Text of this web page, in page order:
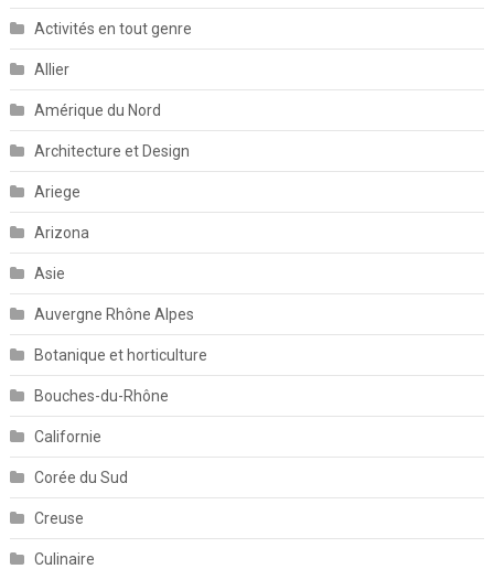
Activités en tout genre
Allier
Amérique du Nord
Architecture et Design
Ariege
Arizona
Asie
Auvergne Rhône Alpes
Botanique et horticulture
Bouches-du-Rhône
Californie
Corée du Sud
Creuse
Culinaire